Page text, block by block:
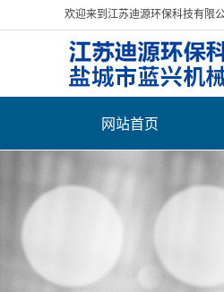
欢迎来到江苏迪源环保科技有限
网站首页